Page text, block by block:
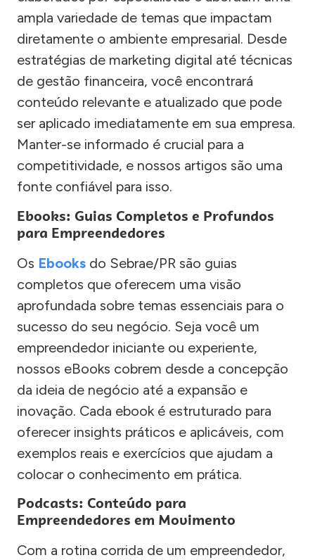
ampla variedade de temas que impactam
diretamente o ambiente empresarial. Desde
estratégias de marketing digital até técnicas
de gestão financeira, você encontrará
conteúdo relevante e atualizado que pode
ser aplicado imediatamente em sua empresa.
Manter-se informado é crucial para a
competitividade, e nossos artigos são uma
fonte confiável para isso.
Ebooks: Guias Completos e Profundos
para Empreendedores
Os Ebooks do Sebrae/PR são guias
completos que oferecem uma visão
aprofundada sobre temas essenciais para o
sucesso do seu negócio. Seja você um
empreendedor iniciante ou experiente,
nossos eBooks cobrem desde a concepção
da ideia de negócio até a expansão e
inovação. Cada ebook é estruturado para
oferecer insights práticos e aplicáveis, com
exemplos reais e exercícios que ajudam a
colocar o conhecimento em prática.
Podcasts: Conteúdo para
Empreendedores em Movimento
Com a rotina corrida de um empreendedor,